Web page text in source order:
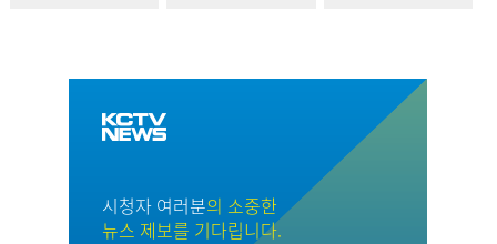
시청자 여러분의 소중한
뉴스 제보를 기다립니다.